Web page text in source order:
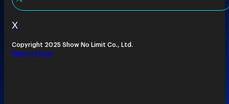
X
Copyright 2025 Show No Limit Co., Ltd.
Privacy Policy